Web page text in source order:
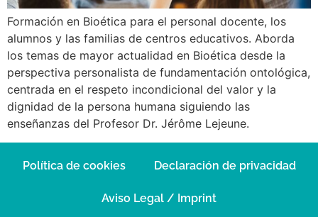
Formación en Bioética para el personal docente, los
alumnos y las familias de centros educativos. Aborda
los temas de mayor actualidad en Bioética desde la
perspectiva personalista de fundamentación ontológica,
centrada en el respeto incondicional del valor y la
dignidad de la persona humana siguiendo las
enseñanzas del Profesor Dr. Jérôme Lejeune.
Política de cookies Declaración de privacidad
Aviso Legal / Imprint